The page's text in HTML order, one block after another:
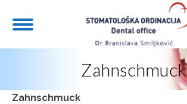
Zahnschmuck
You are here:
Zahnschmuck